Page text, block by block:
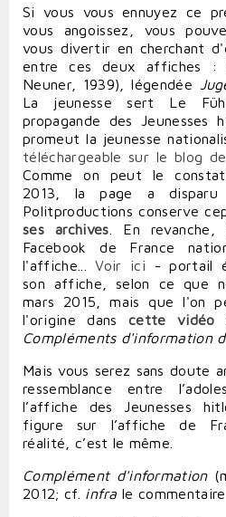
Si vous vous ennuyez ce
vous angoissez, vous
vous divertir en cherchant
entre ces deux affiches :
Neuner, 1939), légendée
La jeunesse sert Le
propagande des Jeunesses
promeut la jeunesse
téléchargeable sur le blog
Comme on peut le
2013, la page a
Politproductions conserve
ses archives . En
Facebook de France
l'affiche...Voir ici - portail
son affiche, selon ce que
mars 2015, mais que l'on
l'originedans cette vidéo
Compléments d'information
Mais vous serez sans doute
ressemblance entre
l’affiche des Jeunesses
figure sur l’affiche de
réalité, c’est le même.
Complément d'information(
2012; cf. infra le